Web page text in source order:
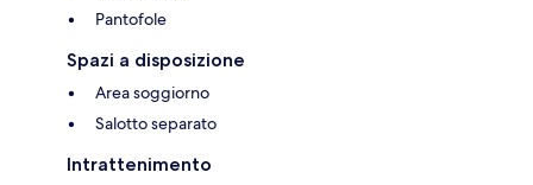
Pantofole
Spazi a disposizione
Area soggiorno
Salotto separato
Intrattenimento